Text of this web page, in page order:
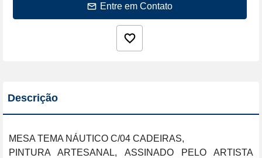
Entre em Contato
Descrição
MESA TEMA NÁUTICO C/04 CADEIRAS,
PINTURA ARTESANAL, ASSINADO PELO ARTISTA